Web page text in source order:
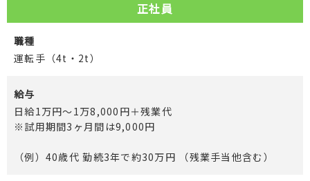
正社員
職種
運転手（4t・2t）
給与
日給1万円～1万8,000円＋残業代
※試用期間3ヶ月間は9,000円
（例）40歳代 勤続3年で約30万円 （残業手当他含む）